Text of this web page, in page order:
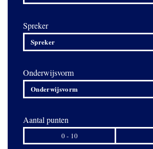
Spreker
Spreker
Onderwijsvorm
Onderwijsvorm
Aantal punten
0 - 10